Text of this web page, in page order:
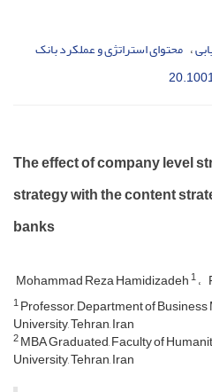
محتوای استراتژی و عملکرد بانک
The effect of company level
strategy with the content
banks
Mohammad Reza Hamidizadeh1
1Professor, Department of
University, Tehran, Iran
2MBA Graduated, Faculty of
University, Tehran, Iran